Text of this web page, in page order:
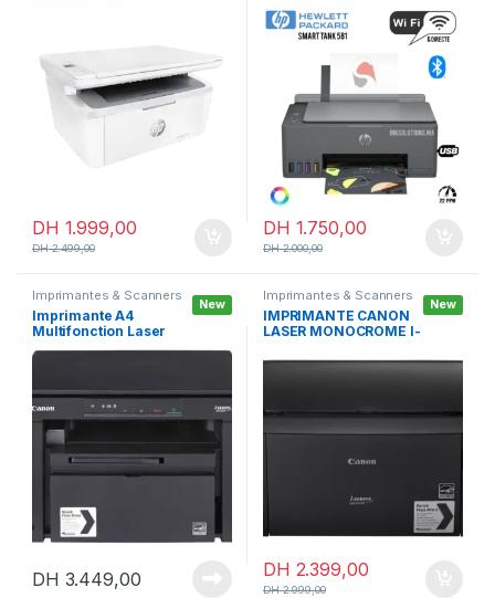
DH 1.999,00
DH2.499,00
réservoirs
rechargeables
DH 1.750,00
DH2.000,00
New
Imprimantes & Scanners
Imprimante A4
Multifonction Laser
Monochrome Canon i-
SENSYS MF3010
DH 3.449,00
New
Imprimantes & Scanners
IMPRIMANTE CANON
LASER MONOCROME I-
DH 2.399,00
DH2.999,00